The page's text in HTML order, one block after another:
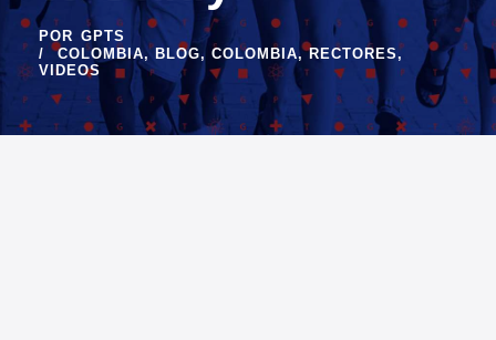
POR GPTS
COLOMBIA, BLOG, COLOMBIA, RECTORES ,
VIDEOS